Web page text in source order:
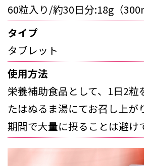
60粒入り/約30日分:18g（
タイプ
タブレット
使用方法
栄養補助食品として、1日2粒
たはぬるま湯にてお召し上が
期間で大量に摂ることは避け